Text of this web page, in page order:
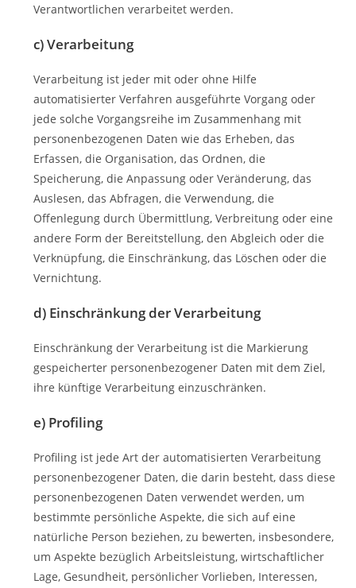
Verantwortlichen verarbeitet werden.
c) Verarbeitung
Verarbeitung ist jeder mit oder ohne Hilfe
automatisierter Verfahren ausgeführte Vorgang oder
jede solche Vorgangsreihe im Zusammenhang mit
personenbezogenen Daten wie das Erheben, das
Erfassen, die Organisation, das Ordnen, die
Speicherung, die Anpassung oder Veränderung, das
Auslesen, das Abfragen, die Verwendung, die
Offenlegung durch Übermittlung, Verbreitung oder eine
andere Form der Bereitstellung, den Abgleich oder die
Verknüpfung, die Einschränkung, das Löschen oder die
Vernichtung.
d) Einschränkung der Verarbeitung
Einschränkung der Verarbeitung ist die Markierung
gespeicherter personenbezogener Daten mit dem Ziel,
ihre künftige Verarbeitung einzuschränken.
e) Profiling
Profiling ist jede Art der automatisierten Verarbeitung
personenbezogener Daten, die darin besteht, dass diese
personenbezogenen Daten verwendet werden, um
bestimmte persönliche Aspekte, die sich auf eine
natürliche Person beziehen, zu bewerten, insbesondere,
um Aspekte bezüglich Arbeitsleistung, wirtschaftlicher
Lage, Gesundheit, persönlicher Vorlieben, Interessen,